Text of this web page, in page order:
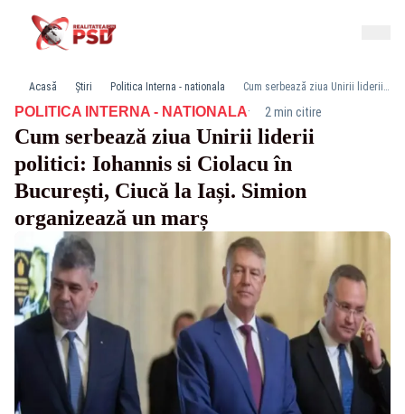
Acasă Știri Politica Interna - nationala Cum serbează ziua Unirii liderii politici: Iohannis si Ciolacu în București, Ciucă la Iași. Simion organizează un marș
POLITICA INTERNA - NATIONALA· 2 min citire
Cum serbează ziua Unirii liderii
politici: Iohannis si Ciolacu în
București, Ciucă la Iași. Simion
organizează un marș